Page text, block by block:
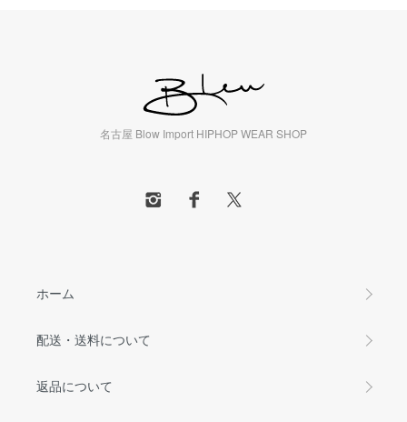
名古屋 Blow Import HIPHOP WEAR SHOP
ホーム
配送・送料について
返品について